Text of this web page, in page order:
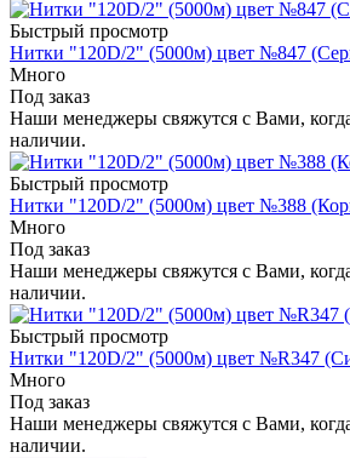
Быстрый просмотр
Нитки "120D/2" (5000м) цвет №847
Много
Под заказ
Наши менеджеры свяжутся с Вами,
наличии.
Быстрый просмотр
Нитки "120D/2" (5000м) цвет №388
Много
Под заказ
Наши менеджеры свяжутся с Вами,
наличии.
Быстрый просмотр
Нитки "120D/2" (5000м) цвет №R347
Много
Под заказ
Наши менеджеры свяжутся с Вами,
наличии.